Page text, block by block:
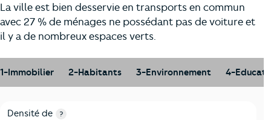
La ville est bien desservie en transports en commun
avec 27 % de ménages ne possédant pas de voiture et
il y a de nombreux espaces verts.
1-Immobilier 2-Habitants 3-Environnement 4-
1-Immobilier
Critères Orléans
Densité de
?